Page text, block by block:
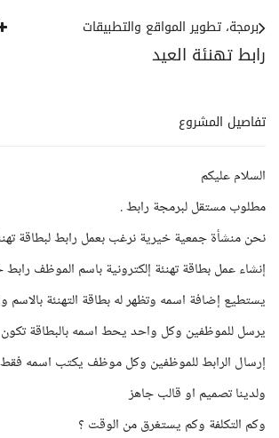
رابط تهنئة العيد
برمجة، تطوير المواقع والتطبيقات
تفاصيل المشروع
السلام عليكم
مطلوب مستقل لبرمجة رابط .
نحن منشأة جمعية خيرية نرغب بعمل رابط لبطاقة
إنشاء عمل بطاقة تهنئة إلكترونية باسم الموظف
يستطيع إضافة اسمه وتظهر له بطاقة التهنئة
يرسل للموظفين وكل واحد يحط اسمه بالبطاقة
إرسال الرابط للموظفين وكل موظف يكتب اسمه
ولدينا تصميم او قالب جاهز
وكم التكلفة وكم يستغرق من الوقت ؟